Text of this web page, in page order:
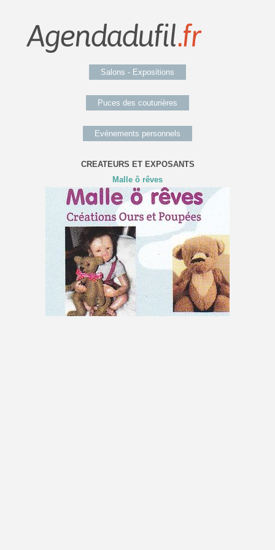
Salons - Expositions
Puces des couturières
Evénements personnels
CREATEURS ET EXPOSANTS
Malle ô rêves